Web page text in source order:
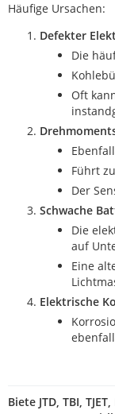
Häufige Ursachen:
Defekter
Die
Oft
Führt
Der
Schwache
Die
auf
Eine
Elektrische
Biete JTD, TBI,